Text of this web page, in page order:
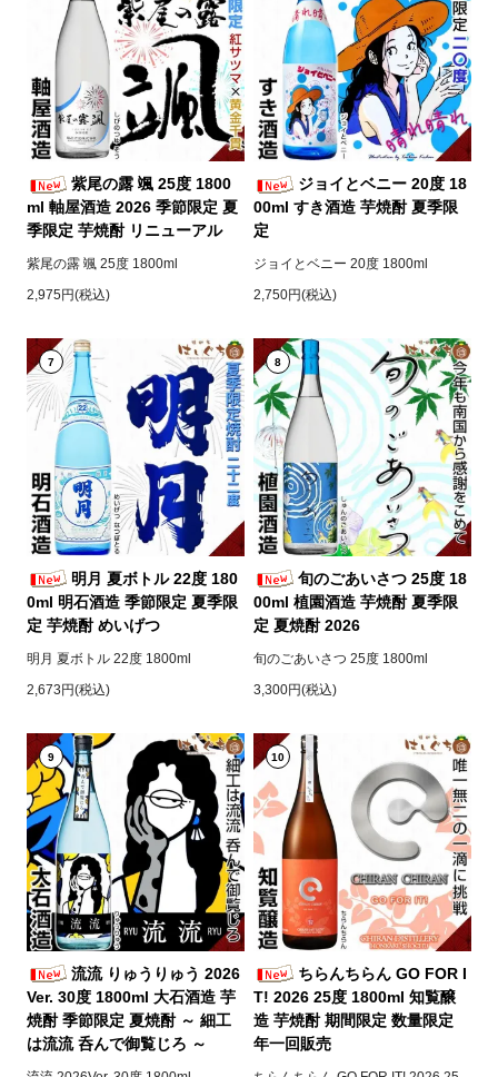
紫尾の露 颯 25度 1800
ml 軸屋酒造 2026 季節限定 夏
季限定 芋焼酎 リニューアル
紫尾の露 颯 25度 1800ml
2,975円(税込)
ジョイとベニー 20度 18
00ml すき酒造 芋焼酎 夏季限
定
ジョイとベニー 20度 1800ml
2,750円(税込)
7
明月 夏ボトル 22度 180
0ml 明石酒造 季節限定 夏季限
定 芋焼酎 めいげつ
明月 夏ボトル 22度 1800ml
2,673円(税込)
8
旬のごあいさつ 25度 18
00ml 植園酒造 芋焼酎 夏季限
定 夏焼酎 2026
旬のごあいさつ 25度 1800ml
3,300円(税込)
9
流流 りゅうりゅう 2026
Ver. 30度 1800ml 大石酒造 芋
焼酎 季節限定 夏焼酎 ～ 細工
は流流 呑んで御覧じろ ～
10
ちらんちらん GO FOR I
T! 2026 25度 1800ml 知覧醸
造 芋焼酎 期間限定 数量限定
年一回販売